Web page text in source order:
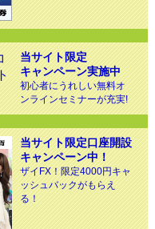
当サイト限定
キャンペーン実施中
初心者にうれしい無料オ
ンラインセミナーが充実!
当サイト限定口座開設
キャンペーン中！
ザイFX！限定4000円キャ
ッシュバックがもらえ
る！